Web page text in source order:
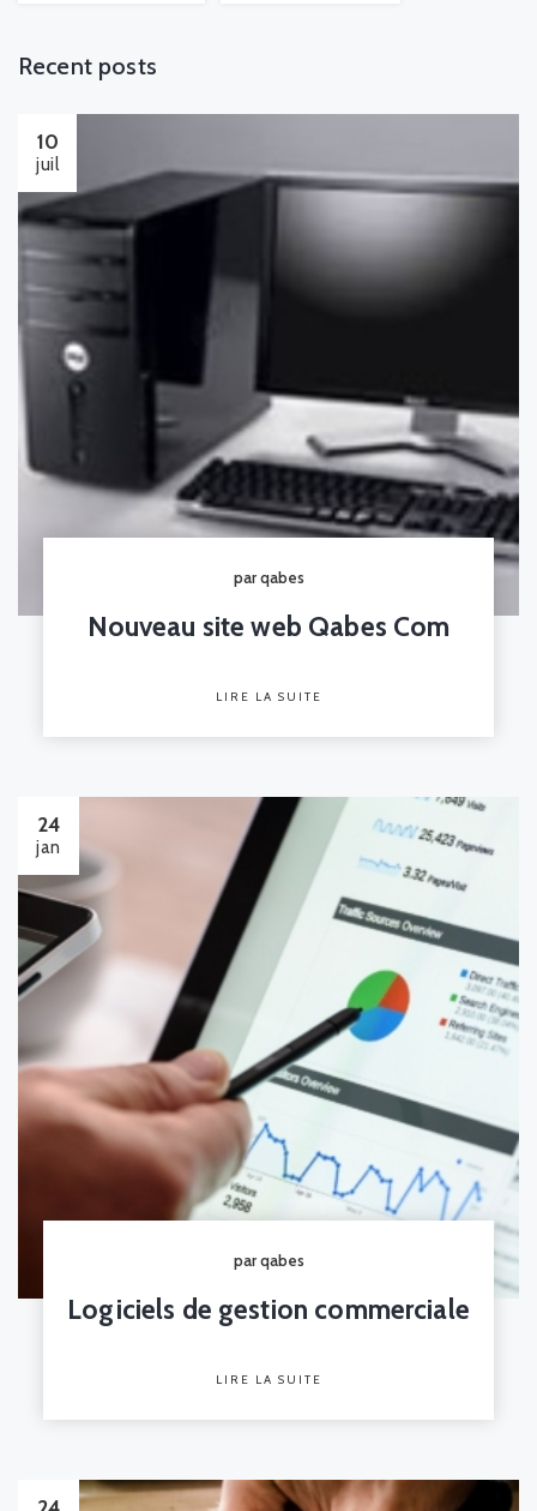
Recent posts
10
juil
par qabes
Nouveau site web Qabes Com
LIRE LA SUITE
24
jan
par qabes
Logiciels de gestion commerciale
LIRE LA SUITE